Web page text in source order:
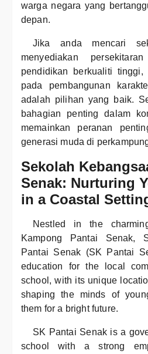
warga negara yang
depan.
Jika anda mencari
menyediakan
pendidikan berkualiti
pada pembangunan
adalah pilihan yang baik.
bahagian penting dalam
memainkan peranan
generasi muda di
Sekolah
Senak: Nurturing
in a Coastal
Nestled in the
Kampong Pantai Senak,
Pantai Senak (SK Pantai
education for the local
school, with its unique
shaping the minds of
them for a bright future.
SK Pantai Senak is a
school with a strong